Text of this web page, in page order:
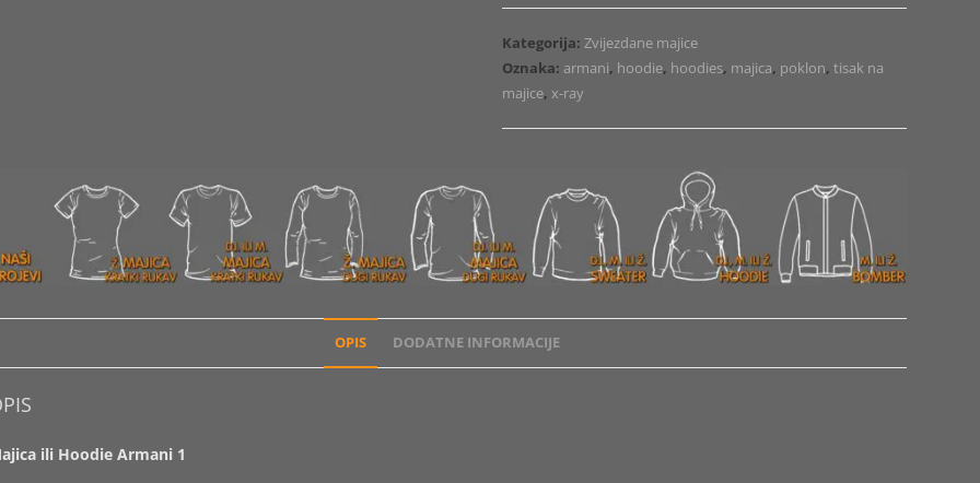
Armani
1
količina
Kategorija:Zvijezdane majice
Oznaka: armani, hoodie, hoodies, majica, poklon,tisak na
majice,x-ray
OPIS DODATNE INFORMACIJE
ili Hoodie Armani 1